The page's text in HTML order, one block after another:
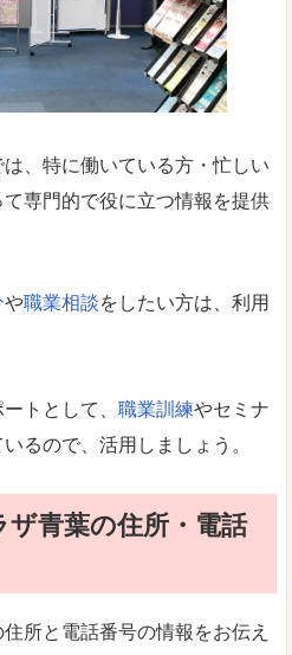
、特に働いている方・忙しい
専門的で役に立つ情報を提供
や職業相談をしたい方は、利用
トとして、 職業訓練やセミナ
るので、活用しましょう。
青葉の住所・電話
所と電話番号の情報をお伝え